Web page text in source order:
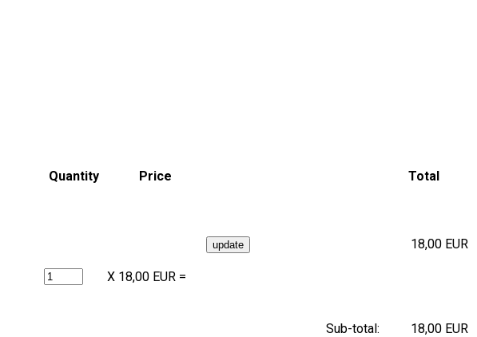
Quantity Price Total
X 18,00 EUR =
18,00 EUR
Sub-total:
18,00 EUR